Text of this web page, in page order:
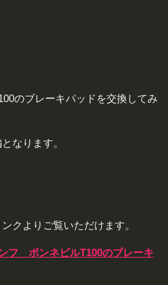
のブレーキパッドを交換してみ
なります。
クよりご覧いただけます。
フ ボンネビルT100のブレーキ